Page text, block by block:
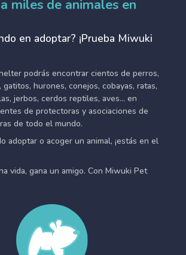
miles de animales en
en adoptar? ¡Prueba Miwuki
podrás encontrar cientos de perros,
hurones, conejos, cobayas, ratas,
jerbos, cerdos reptiles, aves... en
de protectoras y asociaciones de
de todo el mundo.
adoptar o acoger un animal, ¡estás en el
vida, gana un amigo. Con Miwuki Pet